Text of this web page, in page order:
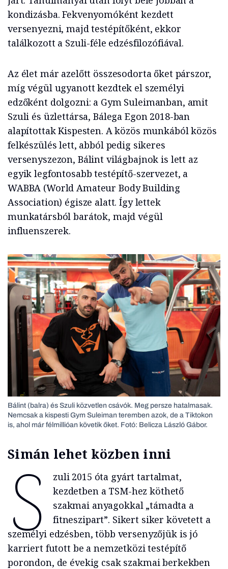
kondizásba. Fekvenyomóként kezdett
versenyezni, majd testépítőként, ekkor
találkozott a Szuli-féle edzésfilozófiával.
Az élet már azelőtt összesodorta őket párszor,
míg végül ugyanott kezdtek el személyi
edzőként dolgozni: a Gym Suleimanban, amit
Szuli és üzlettársa, Bálega Egon 2018-ban
alapítottak Kispesten. A közös munkából közös
felkészülés lett, abból pedig sikeres
versenyszezon, Bálint világbajnok is lett az
egyik legfontosabb testépítő-szervezet, a
WABBA (World Amateur Body Building
Association) égisze alatt. Így lettek
munkatársból barátok, majd végül
influenszerek.
Bálint (balra) és Szuli közvetlen csávók. Meg persze hatalmasak.
Nemcsak a kispesti Gym Suleiman teremben azok, de a Tiktokon
is, ahol már félmillióan követik őket. Fotó: Belicza László Gábor.
Simán lehet közben inni
S
zuli 2015 óta gyárt tartalmat,
kezdetben a TSM-hez köthető
szakmai anyagokkal „támadta a
fitneszipart”. Sikert siker követett a
személyi edzésben, több versenyzőjük is jó
karriert futott be a nemzetközi testépítő
porondon, de évekig csak szakmai berkekben